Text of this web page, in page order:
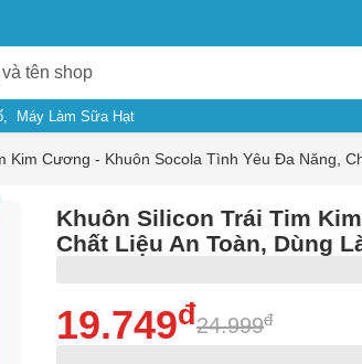
Máy Làm Sữa Hạt
Kim Cương - Khuôn Socola Tình Yêu Đa Năng,
Khuôn Silicon Trái Tim
Chất Liệu An Toàn, Dùng
19.749đ24.999đ